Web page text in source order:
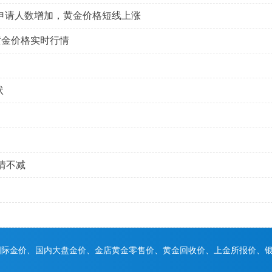
人数增加，黄金价格短线上涨
价格实时行情
不减
金价、国内大盘金价、金店黄金零售价、黄金回收价、上金所报价、